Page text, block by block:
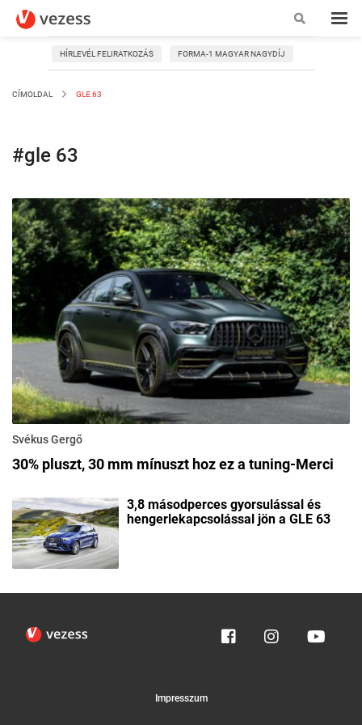
HÍRLEVÉL FELIRATKOZÁS FORMA-1 MAGYAR NAGYDÍJ
CÍMOLDAL GLE 63
#gle 63
Svékus Gergő
30% pluszt, 30 mm mínuszt hoz ez a tuning-Merci
3,8 másodperces gyorsulással és
hengerlekapcsolással jön a GLE 63
Impresszum